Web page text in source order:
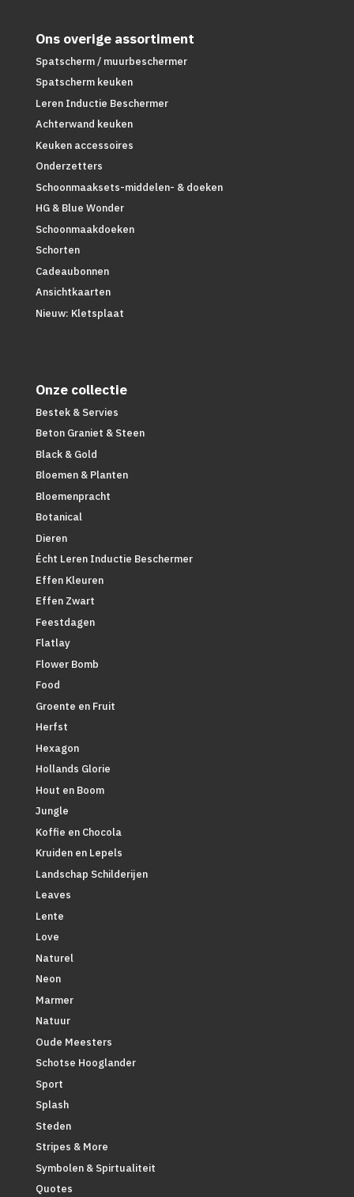
Ons overige assortiment
Spatscherm / muurbeschermer
Spatscherm keuken
Leren Inductie Beschermer
Achterwand keuken
Keuken accessoires
Onderzetters
Schoonmaaksets-middelen- & doeken
HG & Blue Wonder
Schoonmaakdoeken
Schorten
Cadeaubonnen
Ansichtkaarten
Nieuw: Kletsplaat
Onze collectie
Bestek & Servies
Beton Graniet & Steen
Black & Gold
Bloemen & Planten
Bloemenpracht
Botanical
Dieren
Écht Leren Inductie Beschermer
Effen Kleuren
Effen Zwart
Feestdagen
Flatlay
Flower Bomb
Food
Groente en Fruit
Herfst
Hexagon
Hollands Glorie
Hout en Boom
Jungle
Koffie en Chocola
Kruiden en Lepels
Landschap Schilderijen
Leaves
Lente
Love
Naturel
Neon
Marmer
Natuur
Oude Meesters
Schotse Hooglander
Sport
Splash
Steden
Stripes & More
Symbolen & Spirtualiteit
Quotes